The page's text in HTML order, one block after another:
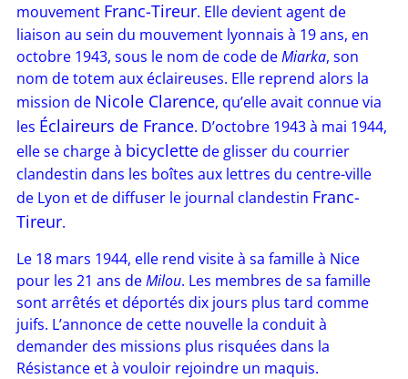
mouvement Franc-Tireur. Elle devient agent de
liaison au sein du mouvement lyonnais à 19 ans, en
octobre 1943, sous le nom de code deMiarka, son
nom de totem aux éclaireuses. Elle reprend alors la
mission de Nicole Clarence, qu’elle avait connue via
les Éclaireurs de France. D’octobre 1943 à mai 1944,
elle se charge à bicyclettede glisser du courrier
clandestin dans les boîtes aux lettres du centre-ville
de Lyon et de diffuser le journal clandestin Franc-
Tireur.
Le 18 mars 1944, elle rend visite à sa famille à Nice
pour les 21 ans deMilou. Les membres de sa famille
sont arrêtés et déportés dix jours plus tard comme
juifs. L’annonce de cette nouvelle la conduit à
demander des missions plus risquées dans la
Résistance et à vouloir rejoindre un maquis.